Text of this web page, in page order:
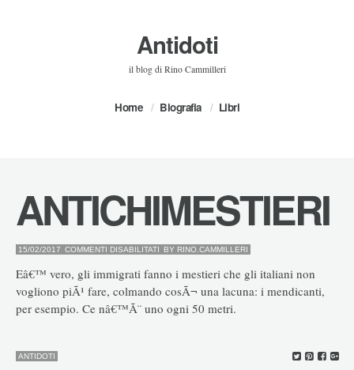
Antidoti
il blog di Rino Cammilleri
Home Biografia Libri
ANTICHIMESTIERI
15/02/2017 COMMENTI DISABILITATI SU
BY RINO.CAMMILLERI
Eâ€™ vero, gli immigrati fanno i mestieri che gli italiani non
vogliono piÃ¹ fare, colmando cosÃ¬ una lacuna: i mendicanti,
per esempio. Ce nâ€™Ã¨ uno ogni 50 metri.
ANTIDOTI